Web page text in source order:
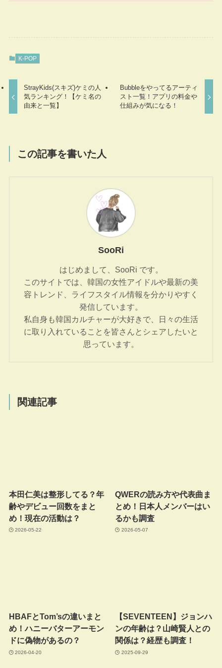
K-POP
StrayKids(スキズ)ケミの人
気ランキング！【ケミ名の
由来と一覧】
Bubbleをやってるアーティ
スト一覧！アプリの料金や
仕組みが気になる！
この記事を書いた人
SooRi
はじめまして、SooRi です。
このサイトでは、韓国の女性アイドルや最新の美
容トレンド、ライフスタイル情報を分かりやすく
発信しています。
私自身も韓国カルチャーが大好きで、日々の生活
に取り入れていることを皆さんとシェアしたいと
思っています。
関連記事
本田仁美は整形してる？年
齢やデビュー回数をまと
め！現在の活動は？
2026-05-22
QWERの読み方や代表曲ま
とめ！日本人メンバーはい
るかも調査
2026-05-07
HBAFとTom’sの違いまと
め！ハニーバターアーモン
ドに偽物があるの？
2026-04-20
【SEVENTEEN】ジョンハ
ンの年齢は？山崎賢人との
関係は？経歴も調査！
2025-09-29